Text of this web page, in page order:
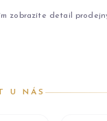
zobrazíte detail
U NÁS